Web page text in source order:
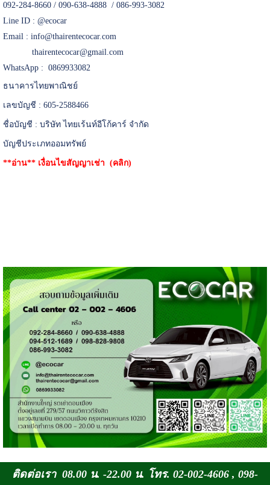
092-284-8660 / 090-638-4888 / 086-993-3082
Line ID : @ecocar
Email : info@thairentecocar.com
thairentecocar@gmail.com
WhatsApp : 0869933082
ธนาคารไทยพาณิชย์
เลขบัญชี : 605-2588466
ชื่อบัญชี : บริษัท ไทยเร้นท์อีโก้คาร์ จำกัด
บัญชีประเภทออมทรัพย์
**อ่าน** เงื่อนไขสัญญาเช่า (คลิก)
ติดต่อเรา 08.00 น. -22.00 น. โทร. 02-002-4606 , 098-